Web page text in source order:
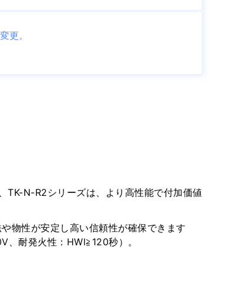
更。
TK-N-R2シリーズは、より高性能で付加価値
物性が安定し高い信頼性が確保できます
耐発火性：HWl≧120秒）。